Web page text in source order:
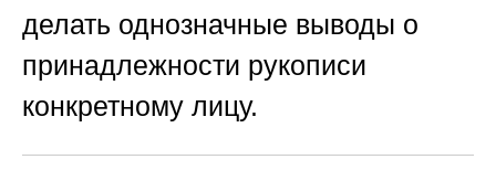
делать однозначные выводы о
принадлежности рукописи
конкретному лицу.